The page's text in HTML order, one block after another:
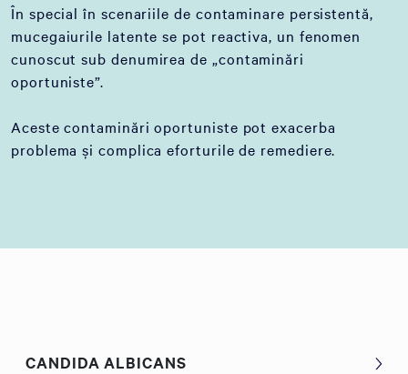
În special în scenariile de contaminare persistentă,
mucegaiurile latente se pot reactiva, un fenomen
cunoscut sub denumirea de „contaminări
oportuniste”.
Aceste contaminări oportuniste pot exacerba
problema și complica eforturile de remediere.
CANDIDA ALBICANS